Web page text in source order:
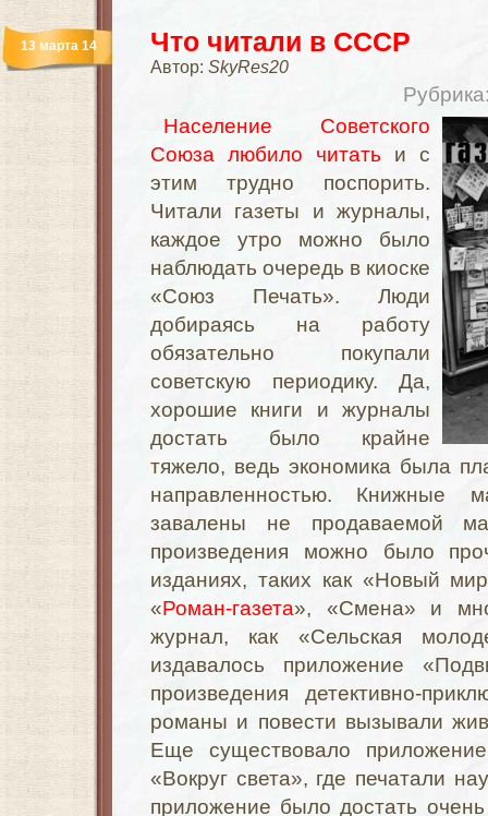
Что читали в СССР
Автор: SkyRes20
13 марта 14
Население Советского
Союза любило читать и с
этим трудно поспорить.
Читали газеты и журналы,
каждое утро можно было
наблюдать очередь в киоске
«Союз Печать». Люди
добираясь на работу
обязательно покупали
советскую периодику. Да,
хорошие книги и журналы
достать было крайне
тяжело, ведь экономика была
направленностью. Книжные
завалены не продаваемой
произведения можно было
изданиях, таких как «Новый
«Роман-газета», «Смена» и
журнал, как «Сельская
издавалось приложение
произведения детективно-
романы и повести вызывали
Еще существовало
«Вокруг света», где печатали
приложение было достать